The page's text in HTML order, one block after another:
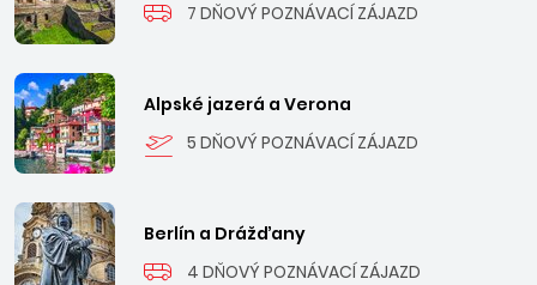
7 DŇOVÝ POZNÁVACÍ ZÁJAZD
Alpské jazerá a Verona
5 DŇOVÝ POZNÁVACÍ ZÁJAZD
Berlín a Drážďany
4 DŇOVÝ POZNÁVACÍ ZÁJAZD